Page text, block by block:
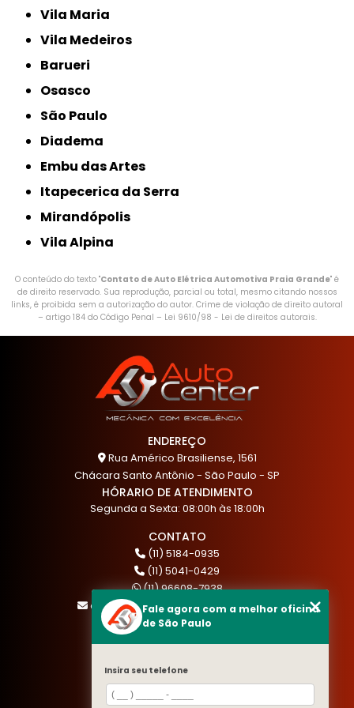
Vila Maria
Vila Medeiros
Barueri
Osasco
São Paulo
Diadema
Embu das Artes
Itapecerica da Serra
Mirandópolis
Vila Alpina
O conteúdo do texto "Contato de Auto Elétrica Automotiva Praia Grande" é
de direito reservado. Sua reprodução, parcial ou total, mesmo citando nossos
links, é proibida sem a autorização do autor. Crime de violação de direito autoral
– artigo 184 do Código Penal – Lei 9610/98 - Lei de direitos autorais.
ENDEREÇO
Rua Américo Brasiliense, 1561
Chácara Santo Antônio - São Paulo - SP
HÓRARIO DE ATENDIMENTO
Segunda a Sexta: 08:00h às 18:00h
CONTATO
(11) 5184-0935
(11) 5041-0429
(11) 96608-7938
atendimento@akautocenter.com.br
MENU
HOME
QUEM SOMOS
Fale agora com a melhor oficina
de São Paulo
Insira seu telefone